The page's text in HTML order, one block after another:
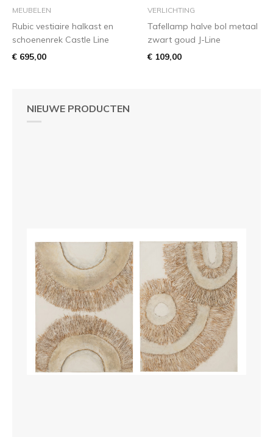
NIEUWE PRODUCTEN
MEUBELEN
Rubic vestiaire halkast en
schoenenrek Castle Line
€ 695,00
VERLICHTING
Tafellamp halve bol metaal
zwart goud J-Line
€ 109,00